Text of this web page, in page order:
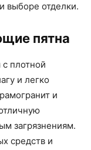
выборе отделки.
пятна
плотной
и легко
и
загрязнениям.
средств и